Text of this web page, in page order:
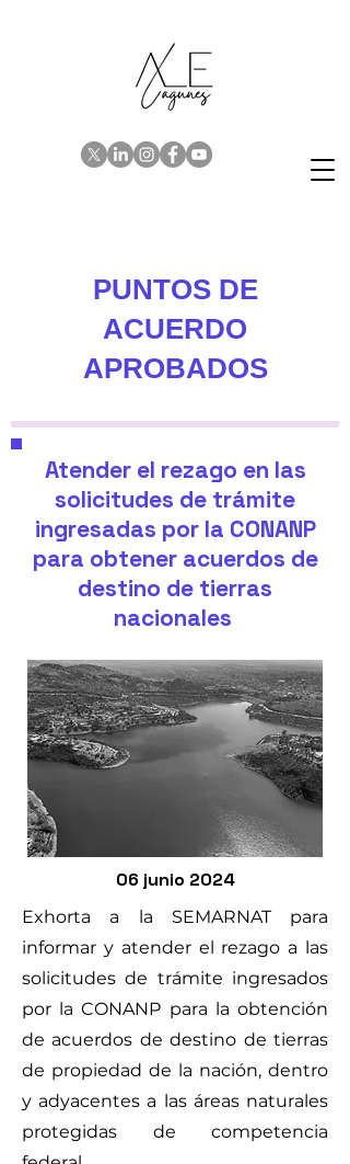
PUNTOS DE
ACUERDO
APROBADOS
Atender el rezago en las
solicitudes de trámite
ingresadas por la CONANP
para obtener acuerdos de
destino de tierras
nacionales
06 junio 2024
Exhorta a la SEMARNAT para
informar y atender el rezago a las
solicitudes de trámite ingresados
por la CONANP para la obtención
de acuerdos de destino de tierras
de propiedad de la nación, dentro
y adyacentes a las áreas naturales
protegidas de competencia